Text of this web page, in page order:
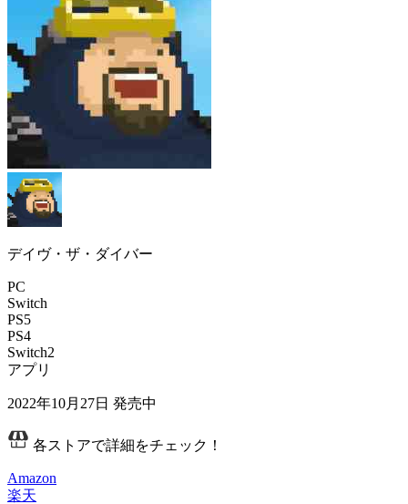
デイヴ・ザ・ダイバー
PC
Switch
PS5
PS4
Switch2
アプリ
2022年10月27日 発売中
各ストアで詳細をチェック！
Amazon
楽天